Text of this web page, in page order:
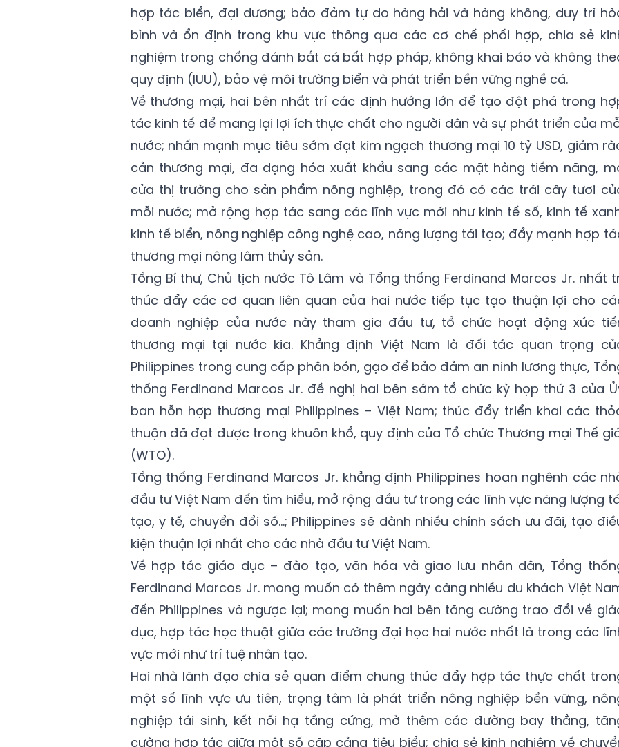
hợp tác biển, đại dương; bảo đảm tự do hàng hải và hàng không, duy trì
bình và ổn định trong khu vực thông qua các cơ chế phối hợp, chia sẻ
nghiệm trong chống đánh bắt cá bất hợp pháp, không khai báo và không
quy định (IUU), bảo vệ môi trường biển và phát triển bền vững nghề cá.
Về thương mại, hai bên nhất trí các định hướng lớn để tạo đột phá trong
tác kinh tế để mang lại lợi ích thực chất cho người dân và sự phát triển của
nước; nhấn mạnh mục tiêu sớm đạt kim ngạch thương mại 10 tỷ USD, giảm
cản thương mại, đa dạng hóa xuất khẩu sang các mặt hàng tiềm năng,
cửa thị trường cho sản phẩm nông nghiệp, trong đó có các trái cây tươi
mỗi nước; mở rộng hợp tác sang các lĩnh vực mới như kinh tế số, kinh tế
kinh tế biển, nông nghiệp công nghệ cao, năng lượng tái tạo; đẩy mạnh hợp
thương mại nông lâm thủy sản.
Tổng Bí thư, Chủ tịch nước Tô Lâm và Tổng thống Ferdinand Marcos Jr. nhất
thúc đẩy các cơ quan liên quan của hai nước tiếp tục tạo thuận lợi cho
doanh nghiệp của nước này tham gia đầu tư, tổ chức hoạt động xúc
thương mại tại nước kia. Khẳng định Việt Nam là đối tác quan trọng
Philippines trong cung cấp phân bón, gạo để bảo đảm an ninh lương thực,
thống Ferdinand Marcos Jr. đề nghị hai bên sớm tổ chức kỳ họp thứ 3 của
ban hỗn hợp thương mại Philippines – Việt Nam; thúc đẩy triển khai các
thuận đã đạt được trong khuôn khổ, quy định của Tổ chức Thương mại Thế
(WTO).
Tổng thống Ferdinand Marcos Jr. khẳng định Philippines hoan nghênh các
đầu tư Việt Nam đến tìm hiểu, mở rộng đầu tư trong các lĩnh vực năng lượng
tạo, y tế, chuyển đổi số…; Philippines sẽ dành nhiều chính sách ưu đãi, tạo
kiện thuận lợi nhất cho các nhà đầu tư Việt Nam.
Về hợp tác giáo dục – đào tạo, văn hóa và giao lưu nhân dân, Tổng
Ferdinand Marcos Jr. mong muốn có thêm ngày càng nhiều du khách Việt
đến Philippines và ngược lại; mong muốn hai bên tăng cường trao đổi về
dục, hợp tác học thuật giữa các trường đại học hai nước nhất là trong các
vực mới như trí tuệ nhân tạo.
Hai nhà lãnh đạo chia sẻ quan điểm chung thúc đẩy hợp tác thực chất
một số lĩnh vực ưu tiên, trọng tâm là phát triển nông nghiệp bền vững,
nghiệp tái sinh, kết nối hạ tầng cứng, mở thêm các đường bay thẳng,
cường hợp tác giữa một số cặp cảng tiêu biểu; chia sẻ kinh nghiệm về